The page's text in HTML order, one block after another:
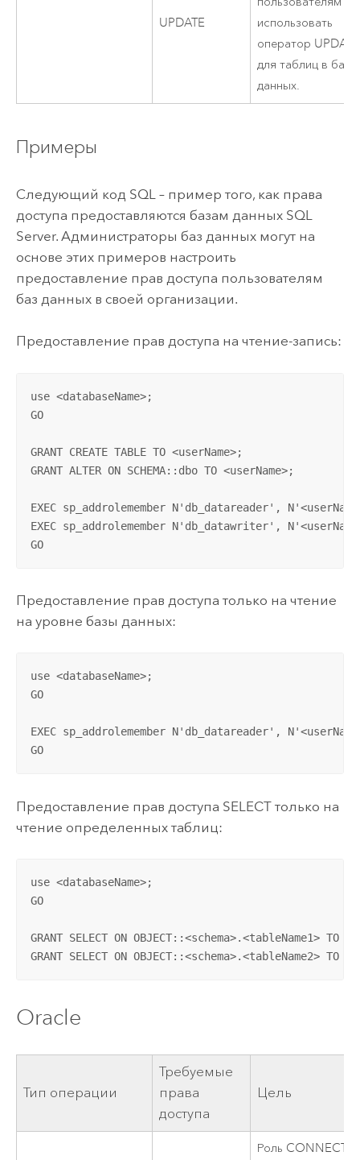
UPDATE
использовать
оператор UPDATE
для таблиц в базе
данных.
Примеры
Следующий код SQL – пример того, как права
доступа предоставляются базам данных SQL
Server. Администраторы баз данных могут на
основе этих примеров настроить
предоставление прав доступа пользователям
баз данных в своей организации.
Предоставление прав доступа на чтение-запись:
use <databaseName>;
GO
GRANT CREATE TABLE TO <userName>;
GRANT ALTER ON SCHEMA::dbo TO <userName>;
EXEC sp_addrolemember N'db_datareader',
EXEC sp_addrolemember N'db_datawriter',
GO
Предоставление прав доступа только на чтение
на уровне базы данных:
use <databaseName>;
GO
EXEC sp_addrolemember N'db_datareader',
GO
Предоставление прав доступа SELECT только на
чтение определенных таблиц:
use <databaseName>;
GO
GRANT SELECT ON OBJECT::<schema>.<tableName1> TO
GRANT SELECT ON OBJECT::<schema>.<tableName2> TO
Oracle
Тип операции
Требуемые
права
доступа
Цель
Роль CONNECT